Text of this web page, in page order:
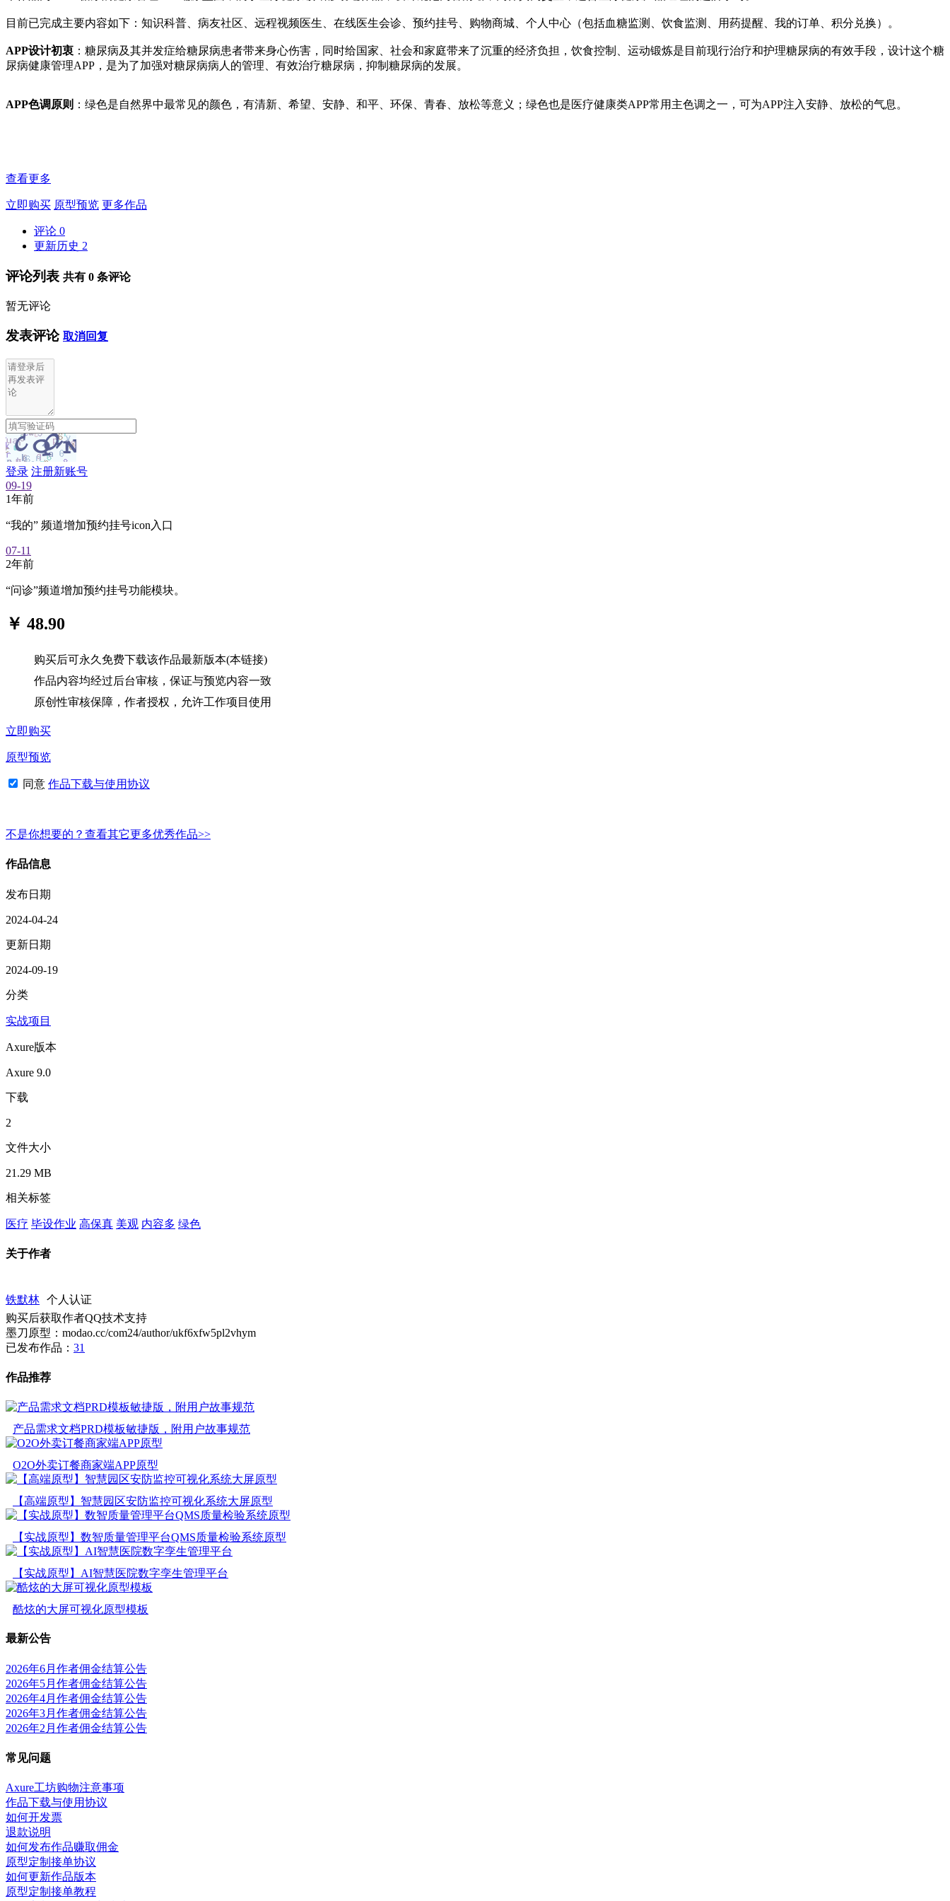
目前已完成主要内容如下：知识科普、病友社区、远程视频医生、在线医生会诊、预约挂号、购物商城、个人中心（包括血糖监测、饮食监测、用药提醒、我的订单、积分兑换）。
APP设计初衷 ：糖尿病及其并发症给糖尿病患者带来身心伤害，同时给国家、社会和家庭带来了沉重的经济负担，饮食控制、运动锻炼是目前现行治疗和护理糖尿病的有效手段，设计这个糖
尿病健康管理APP，是为了加强对糖尿病病人的管理、有效治疗糖尿病，抑制糖尿病的发展。
APP色调原则 ：绿色是自然界中最常见的颜色，有清新、希望、安静、和平、环保、青春、放松等意义；绿色也是医疗健康类APP常用主色调之一，可为APP注入安静、放松的气息。
查看更多
立即购买 原型预览 更多作品
评论 0
更新历史 2
评论列表 共有 0 条评论
暂无评论
发表评论 取消回复
登录 注册新账号
09-19
1年前
“我的” 频道增加预约挂号icon入口
07-11
2年前
“问诊”频道增加预约挂号功能模块。
￥ 48.90
购买后可永久免费下载该作品最新版本(本链接)
作品内容均经过后台审核，保证与预览内容一致
原创性审核保障，作者授权，允许工作项目使用
立即购买
原型预览
同意 作品下载与使用协议
不是你想要的？查看其它更多优秀作品>>
作品信息
发布日期
2024-04-24
更新日期
2024-09-19
分类
实战项目
Axure版本
Axure 9.0
下载
2
文件大小
21.29 MB
相关标签
医疗 毕设作业 高保真 美观 内容多 绿色
关于作者
铁默林
个人认证
购买后获取作者QQ技术支持
墨刀原型：modao.cc/com24/author/ukf6xfw5pl2vhym
已发布作品： 31
作品推荐
产品需求文档PRD模板敏捷版，附用户故事规范
O2O外卖订餐商家端APP原型
【高端原型】智慧园区安防监控可视化系统大屏原型
【实战原型】数智质量管理平台QMS质量检验系统原型
【实战原型】AI智慧医院数字孪生管理平台
酷炫的大屏可视化原型模板
最新公告
2026年6月作者佣金结算公告
2026年5月作者佣金结算公告
2026年4月作者佣金结算公告
2026年3月作者佣金结算公告
2026年2月作者佣金结算公告
常见问题
Axure工坊购物注意事项
作品下载与使用协议
如何开发票
退款说明
如何发布作品赚取佣金
原型定制接单协议
如何更新作品版本
原型定制接单教程